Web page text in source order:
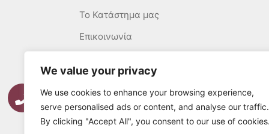
We value your privacy
We use cookies to enhance your browsing experience,
serve personalised ads or content, and analyse our traffic.
By clicking "Accept All", you consent to our use of cookies.
To Κατάστημα μας
Επικοινωνία
Ασφάλεια Συναλλαγών
Πολιτική επιστροφών
Τρόποι Πληρωμής